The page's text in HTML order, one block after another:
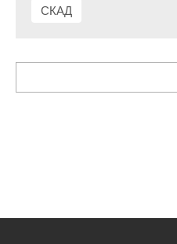
СКАД